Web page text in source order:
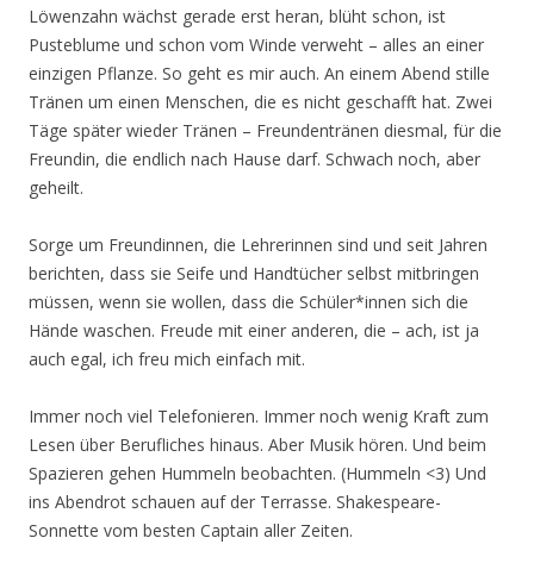
Löwenzahn wächst gerade erst heran, blüht schon, ist
Pusteblume und schon vom Winde verweht – alles an einer
einzigen Pflanze. So geht es mir auch. An einem Abend stille
Tränen um einen Menschen, die es nicht geschafft hat. Zwei
Täge später wieder Tränen – Freundentränen diesmal, für die
Freundin, die endlich nach Hause darf. Schwach noch, aber
geheilt.
Sorge um Freundinnen, die Lehrerinnen sind und seit Jahren
berichten, dass sie Seife und Handtücher selbst mitbringen
müssen, wenn sie wollen, dass die Schüler*innen sich die
Hände waschen. Freude mit einer anderen, die – ach, ist ja
auch egal, ich freu mich einfach mit.
Immer noch viel Telefonieren. Immer noch wenig Kraft zum
Lesen über Berufliches hinaus. Aber Musik hören. Und beim
Spazieren gehen Hummeln beobachten. (Hummeln <3) Und
ins Abendrot schauen auf der Terrasse. Shakespeare-
Sonnette vom besten Captain aller Zeiten.